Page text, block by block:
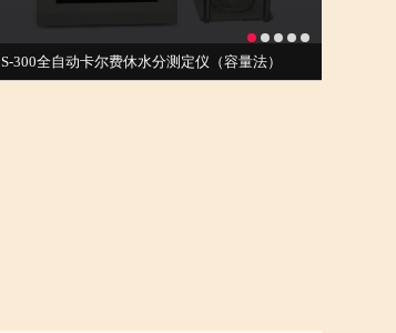
S-300全自动卡尔费休水分测定仪（容量法）